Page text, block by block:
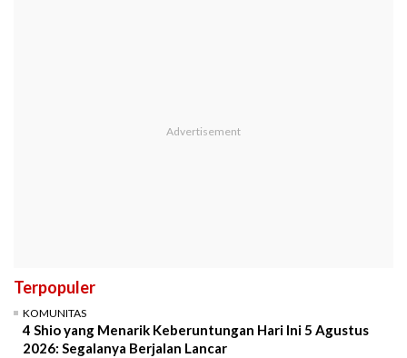
Terpopuler
KOMUNITAS
4 Shio yang Menarik Keberuntungan Hari Ini 5 Agustus
2026: Segalanya Berjalan Lancar